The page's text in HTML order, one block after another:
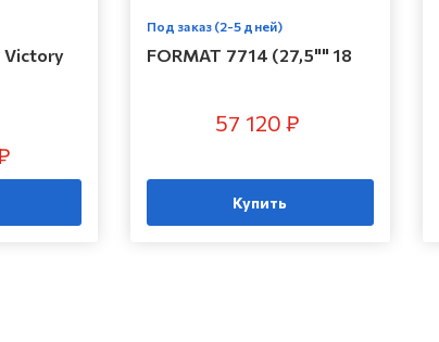
Victory
Под заказ (2-5 дней)
FORMAT 7714 (27,5"" 18
57 120 ₽
Купить